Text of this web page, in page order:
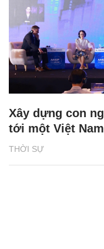
THỜI SỰ
Xây dựng con
tới một Việt